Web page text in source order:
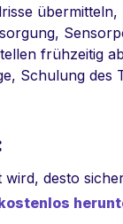
frühzeitig
Schulung des
desto